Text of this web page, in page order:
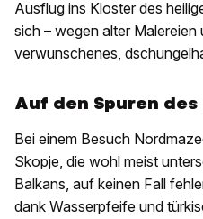
Ausflug ins Kloster des
sich – wegen alter Malereien
verwunschenes,
Auf den Spuren
Bei einem Besuch
Skopje, die wohl meist
Balkans, auf keinen Fall
dank Wasserpfeife und